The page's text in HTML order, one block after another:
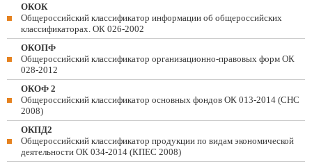
ОКОК
Общероссийский классификатор информации об общероссийских
классификаторах. ОК 026-2002
ОКОПФ
Общероссийский классификатор организационно-правовых форм ОК
028-2012
ОКОФ 2
Общероссийский классификатор основных фондов ОК 013-2014 (СНС
2008)
ОКПД2
Общероссийский классификатор продукции по видам экономической
деятельности ОК 034-2014 (КПЕС 2008)